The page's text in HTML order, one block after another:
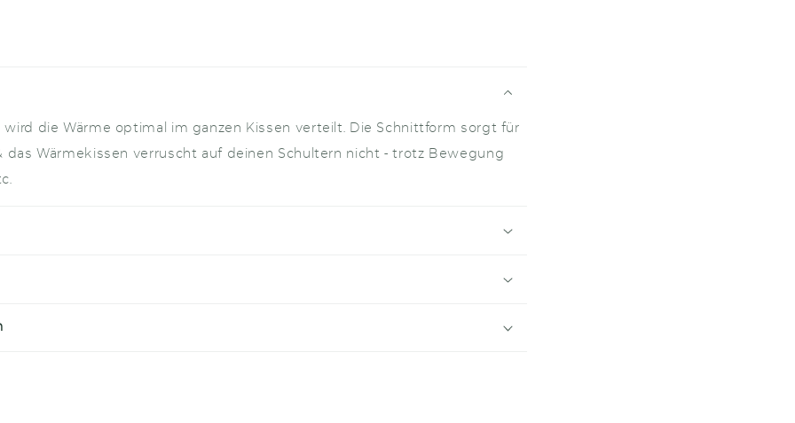
wird die Wärme optimal im ganzen Kissen verteilt. Die Schnittform sorgt für
das Wärmekissen verruscht auf deinen Schultern nicht - trotz Bewegung